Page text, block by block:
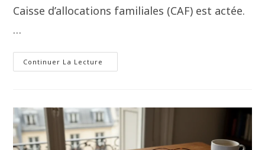
Caisse d’allocations familiales (CAF) est actée.
…
Continuer La Lecture